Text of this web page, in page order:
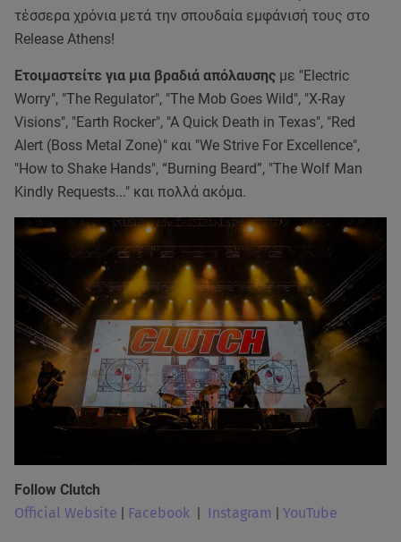
τέσσερα χρόνια μετά την σπουδαία εμφάνισή τους στο
Release Athens!
Ετοιμαστείτε για μια βραδιά απόλαυσης με "Electric
Worry", "The Regulator", "The Mob Goes Wild", "X-Ray
Visions", "Earth Rocker", "A Quick Death in Texas", "Red
Alert (Boss Metal Zone)" και "We Strive For Excellence",
"How to Shake Hands", “Burning Beard”, "The Wolf Man
Kindly Requests..." και πολλά ακόμα.
Follow Clutch
Official Website | Facebook | Instagram | YouTube